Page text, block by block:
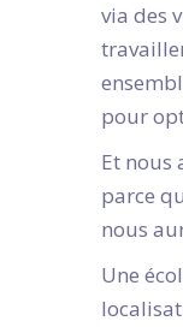
via des
pour
Et nous
parce
nous
Une